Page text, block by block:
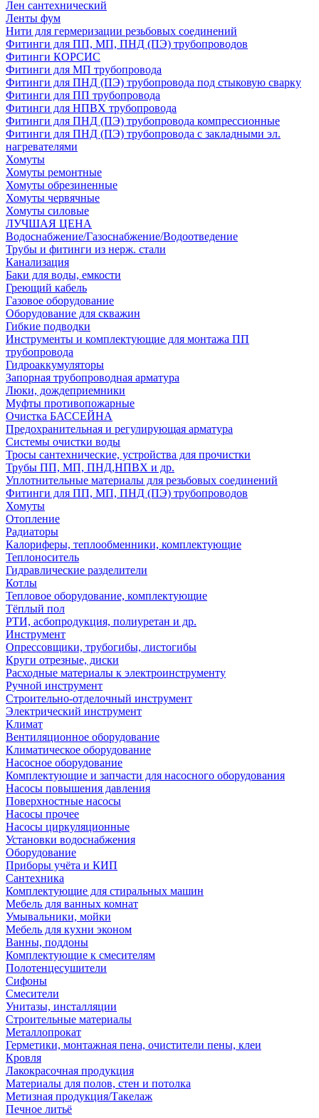
Лен сантехнический
Ленты фум
Нити для гермеризации резьбовых соединений
Фитинги для ПП, МП, ПНД (ПЭ) трубопроводов
Фитинги КОРСИС
Фитинги для МП трубопровода
Фитинги для ПНД (ПЭ) трубопровода под стыковую сварку
Фитинги для ПП трубопровода
Фитинги для НПВХ трубопровода
Фитинги для ПНД (ПЭ) трубопровода компрессионные
Фитинги для ПНД (ПЭ) трубопровода с закладными эл.
нагревателями
Хомуты
Хомуты ремонтные
Хомуты обрезиненные
Хомуты червячные
Хомуты силовые
ЛУЧШАЯ ЦЕНА
Водоснабжение/Газоснабжение/Водоотведение
Трубы и фитинги из нерж. стали
Канализация
Баки для воды, емкости
Греющий кабель
Газовое оборудование
Оборудование для скважин
Гибкие подводки
Инструменты и комплектующие для монтажа ПП
трубопровода
Гидроаккумуляторы
Запорная трубопроводная арматура
Люки, дождеприемники
Муфты противопожарные
Очистка БАССЕЙНА
Предохранительная и регулирующая арматура
Системы очистки воды
Тросы сантехнические, устройства для прочистки
Трубы ПП, МП, ПНД,НПВХ и др.
Уплотнительные материалы для резьбовых соединений
Фитинги для ПП, МП, ПНД (ПЭ) трубопроводов
Хомуты
Отопление
Радиаторы
Калориферы, теплообменники, комплектующие
Теплоноситель
Гидравлические разделители
Котлы
Тепловое оборудование, комплектующие
Тёплый пол
РТИ, асбопродукция, полиуретан и др.
Инструмент
Опрессовщики, трубогибы, листогибы
Круги отрезные, диски
Расходные материалы к электроинструменту
Ручной инструмент
Строительно-отделочный инструмент
Электрический инструмент
Климат
Вентиляционное оборудование
Климатическое оборудование
Насосное оборудование
Комплектующие и запчасти для насосного оборудования
Насосы повышения давления
Поверхностные насосы
Насосы прочее
Насосы циркуляционные
Установки водоснабжения
Оборудование
Приборы учёта и КИП
Сантехника
Комплектующие для стиральных машин
Мебель для ванных комнат
Умывальники, мойки
Мебель для кухни эконом
Ванны, поддоны
Комплектующие к смесителям
Полотенцесушители
Сифоны
Смесители
Унитазы, инсталляции
Строительные материалы
Металлопрокат
Герметики, монтажная пена, очистители пены, клеи
Кровля
Лакокрасочная продукция
Материалы для полов, стен и потолка
Метизная продукция/Такелаж
Печное литьё